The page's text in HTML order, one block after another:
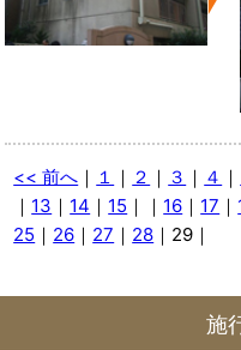
<< 前へ ｜ １ ｜ ２ ｜ ３ ｜ ４ ｜
｜ 13 ｜ 14 ｜ 15 ｜ ｜ 16 ｜ 17 ｜
25 ｜ 26 ｜ 27 ｜ 28 ｜29｜
施